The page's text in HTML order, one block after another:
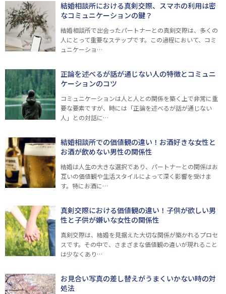
結婚相談所における真剣交際、スマホの利用は密
なコミュニケーションの鍵？
結婚相談所で出会ったパートナーとの真剣交際は、多くの
人にとって重要なステップです。この過程において、コミ
ュニケーショ…
正論を述べるが話が通じない人の特徴とコミュニ
ケーションのコツ
コミュニケーションは人と人との関係を築く上で非常に重
要な要素ですが、時には「正論を述べるが話が通じない
人」との対話に…
結婚相談所での価値観の違い！お酒好きな女性と
お酒が飲めない男性の関係性
結婚は人生の大きな選択であり、パートナーとの関係はお
互いの価値観や生活スタイルによって深く影響を受けま
す。特にお酒に…
真剣交際における価値観の違い！子供が欲しい男
性と子供が嫌いな女性の関係性
真剣交際は、結婚を見据えた大切な関係が築かれるプロセ
スです。その中で、さまざまな価値観の違いが現れること
は少なくあり…
お見合い写真の差し替えがうまくいかない時の対
処法